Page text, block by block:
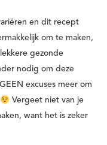
en dit recept
om te maken,
gezonde
nodig om deze
excuses meer om
Vergeet niet van je
want het is zeker